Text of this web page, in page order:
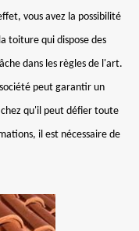
vous avez la possibilité
toiture qui dispose des
dans les règles de l'art.
peut garantir un
qu'il peut défier toute
il est nécessaire de